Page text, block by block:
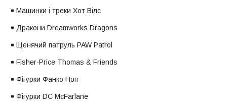
Машинки і треки Хот Вілс
Дракони Dreamworks Dragons
Щенячий патруль PAW Patrol
Fisher-Price Thomas & Friends
Фігурки Фанко Поп
Фігурки DC McFarlane